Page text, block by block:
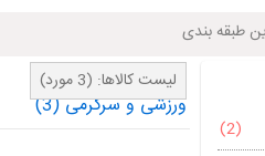
طبقه بندی
(2)
لیست کالاها: (3 مورد)
ورزشی و سرگرمی(3)